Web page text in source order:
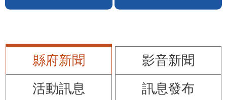
縣府新聞
影音新聞
活動訊息
訊息發布